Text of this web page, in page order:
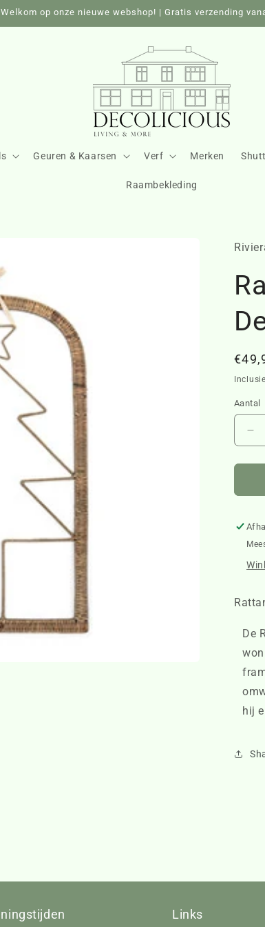
Welkom op onze nieuwe webshop! | Gratis verzending
Geuren & Kaarsen Verf Merken
Raambekleding
prijs
Aantal
De
hij
Links